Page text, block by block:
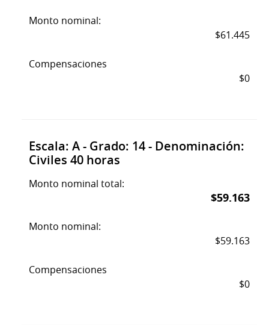
Monto nominal:
$61.445
Compensaciones
$0
Escala: A - Grado: 14 - Denominación:
Civiles 40 horas
Monto nominal total:
$59.163
Monto nominal:
$59.163
Compensaciones
$0